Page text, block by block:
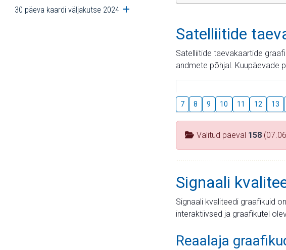
30 päeva kaardi väljakutse 2024 Ava alammenüü
Satelliitide
Satelliitide taevakaartide
andmete põhjal. Kuupäevade
7 8 9 10 11 12 13
Valitud päeval 158
Signaali
Signaali kvaliteedi graafikuid
interaktiivsed ja graafikutel
Reaalaja